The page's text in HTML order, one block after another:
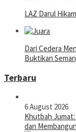
LAZ Darul
Dari Cedera
Buktikan
Terbaru
6 August 2026
Khutbah
dan